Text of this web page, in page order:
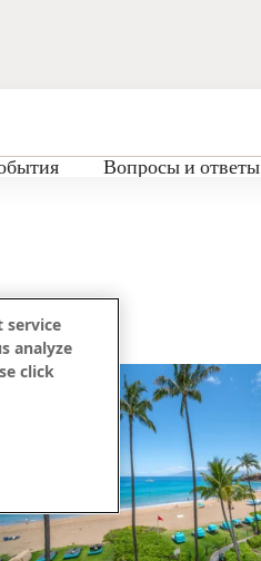
Вопросы и ответы
service
analyze
click